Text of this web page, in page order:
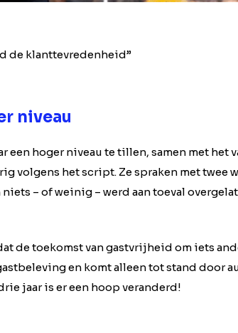
de klanttevredenheid”
niveau
hoger niveau te tillen, samen met het
volgens het script. Ze spraken met twee
– of weinig – werd aan toeval
de toekomst van gastvrijheid om iets
en komt alleen tot stand door
jaar is er een hoop veranderd!